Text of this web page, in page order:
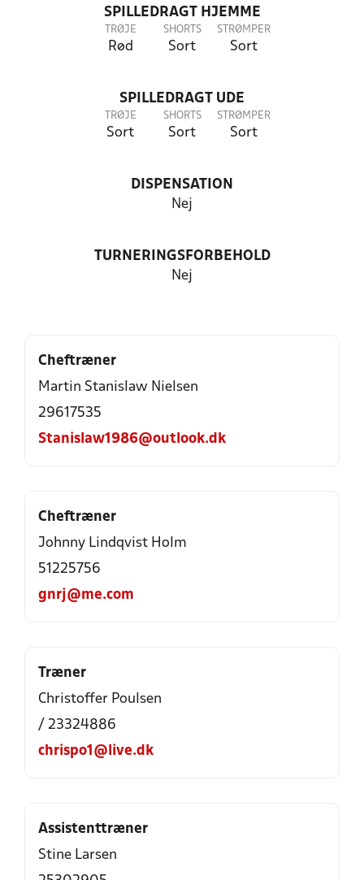
SPILLEDRAGT HJEMME
TRØJE
Rød
SHORTS
Sort
STRØMPER
Sort
SPILLEDRAGT UDE
TRØJE
Sort
SHORTS
Sort
STRØMPER
Sort
DISPENSATION
Nej
TURNERINGSFORBEHOLD
Nej
Cheftræner
Martin Stanislaw Nielsen
29617535
Stanislaw1986@outlook.dk
Cheftræner
Johnny Lindqvist Holm
51225756
gnrj@me.com
Træner
Christoffer Poulsen
/ 23324886
chrispo1@live.dk
Assistenttræner
Stine Larsen